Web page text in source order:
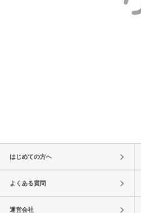
はじめての方へ
よくある質問
運営会社